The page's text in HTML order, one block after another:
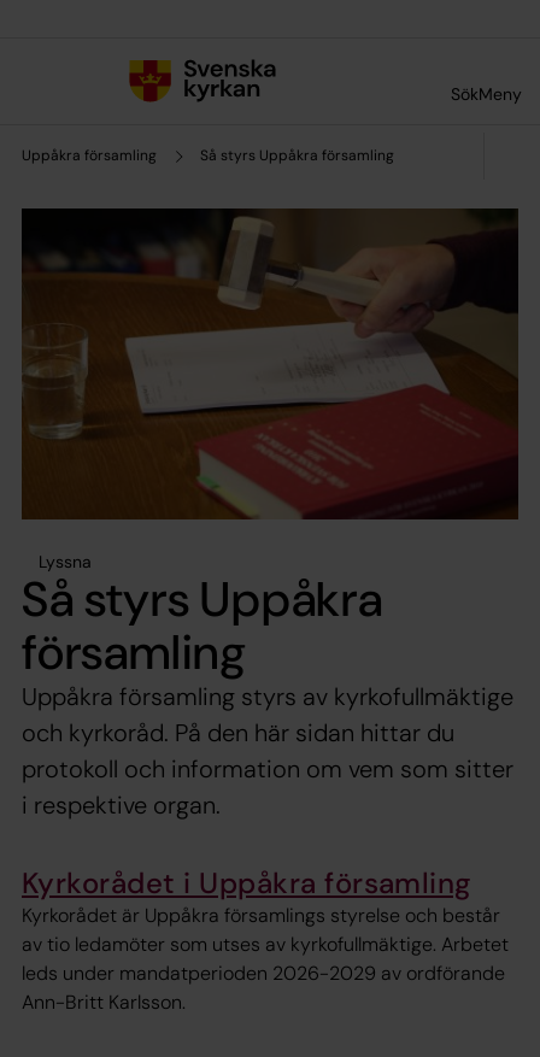
SökMeny
Uppåkra församling Så styrs Uppåkra församling
Lyssna
Så styrs Uppåkra
församling
Uppåkra församling styrs av kyrkofullmäktige
och kyrkoråd. På den här sidan hittar du
protokoll och information om vem som sitter
i respektive organ.
Kyrkorådet i Uppåkra församling
Kyrkorådet är Uppåkra församlings styrelse och består
av tio ledamöter som utses av kyrkofullmäktige. Arbetet
leds under mandatperioden 2026-2029 av ordförande
Ann-Britt Karlsson.